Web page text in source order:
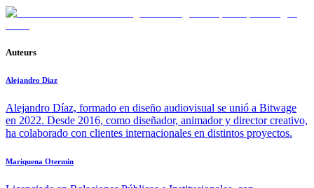
Auteurs
Alejandro Diaz
Alejandro Díaz, formado en diseño audiovisual se unió a Bitwage
en 2022. Desde 2016, como diseñador, animador y director creativo,
ha colaborado con clientes internacionales en distintos proyectos.
Mariquena Otermin